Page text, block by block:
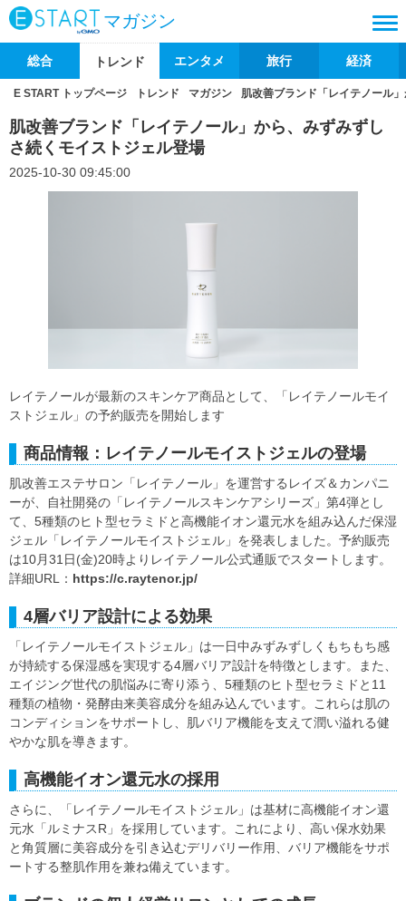
マガジン
総合 トレンド エンタメ 旅行 経済
E START トップページ トレンド マガジン 肌改善ブランド「レイテノール
肌改善ブランド「レイテノール」から、みずみずし
さ続くモイストジェル登場
2025-10-30 09:45:00
レイテノールが最新のスキンケア商品として、「レイテノールモイ
ストジェル」の予約販売を開始します
商品情報：レイテノールモイストジェルの登場
肌改善エステサロン「レイテノール」を運営するレイズ＆カンパニ
ーが、自社開発の「レイテノールスキンケアシリーズ」第4弾とし
て、5種類のヒト型セラミドと高機能イオン還元水を組み込んだ保湿
ジェル「レイテノールモイストジェル」を発表しました。予約販売
は10月31日(金)20時よりレイテノール公式通販でスタートします。
詳細URL： https://c.raytenor.jp/
4層バリア設計による効果
「レイテノールモイストジェル」は一日中みずみずしくもちもち感
が持続する保湿感を実現する4層バリア設計を特徴とします。また、
エイジング世代の肌悩みに寄り添う、5種類のヒト型セラミドと11
種類の植物・発酵由来美容成分を組み込んでいます。これらは肌の
コンディションをサポートし、肌バリア機能を支えて潤い溢れる健
やかな肌を導きます。
高機能イオン還元水の採用
さらに、「レイテノールモイストジェル」は基材に高機能イオン還
元水「ルミナスR」を採用しています。これにより、高い保水効果
と角質層に美容成分を引き込むデリバリー作用、バリア機能をサポ
ートする整肌作用を兼ね備えています。